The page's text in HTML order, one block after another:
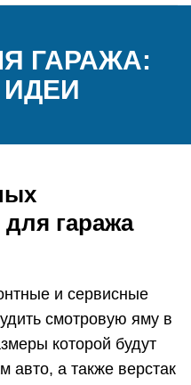
ГАРАЖА:
гаража
и сервисные
смотровую яму в
которой будут
авто, а также верстак